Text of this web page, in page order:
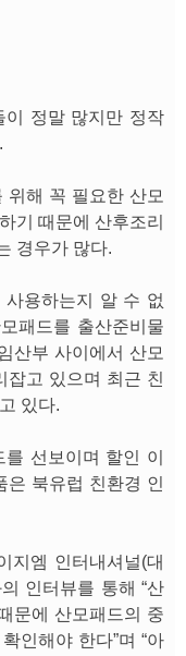
이 정말 많지만 정작
위해 꼭 필요한 산모
기 때문에 산후조리
경우가 많다.
용하는지 알 수 없
패드를 출산준비물
산부 사이에서 산모
잡고 있으며 최근 친
있다.
선보이며 할인 이
은 북유럽 친환경 인
지엠 인터내셔널(대
인터뷰를 통해 “산
문에 산모패드의 중
인해야 한다”며 “아